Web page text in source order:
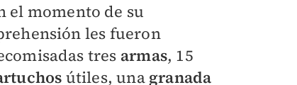
el momento de su
les fueron
tres armas, 15
útiles, una granada